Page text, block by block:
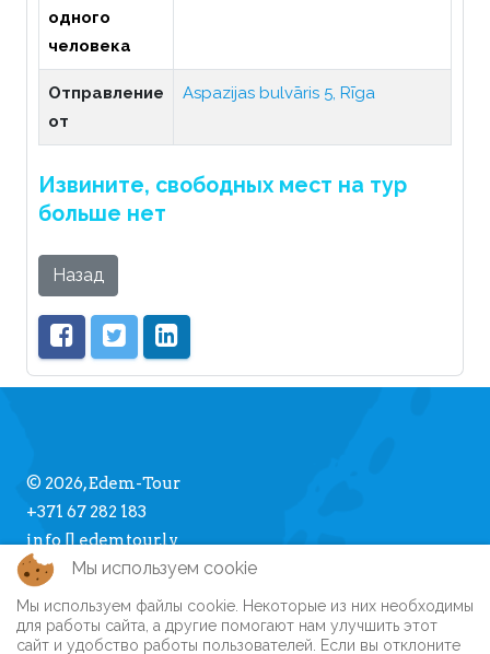
одного
человека
Отправление
от
Aspazijas bulvāris 5, Rīga
Извините, свободных мест на тур
больше нет
Назад
© 2026, Edem-Tour
+371 67 282 183
info [] edemtour.lv
Про Edem-Tour
Памятка туристу
Мы используем cookie
Мы используем файлы cookie. Некоторые из них необходимы
для работы сайта, а другие помогают нам улучшить этот
сайт и удобство работы пользователей. Если вы отклоните